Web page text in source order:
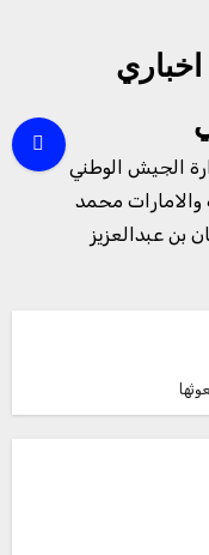
اخباري
الجيش الوطني
والامارات محمد
بن عبدالعزيز